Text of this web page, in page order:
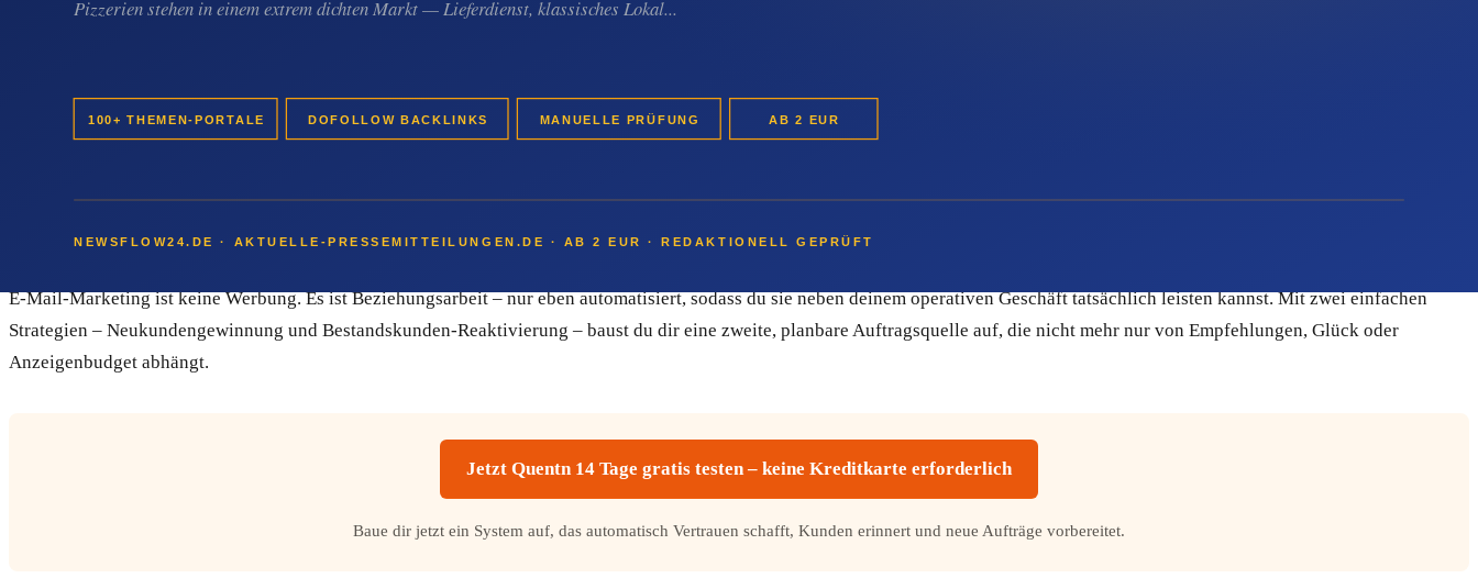
E-Mail-Marketing kehrt das um. Du bist dauerhaft im Blickfeld deiner Interessenten und Bestandskunden. Wenn der nächste Brandfall in deiner Region passiert, bist du als erster
besonders nachhaltig – weil es genau die Beziehungen pflegt, die im Schadensfall über deinen Umsatz entscheiden.
E-Mail-Marketing ist keine Werbung. Es ist Beziehungsarbeit – nur eben automatisiert, sodass du sie neben deinem operativen Geschäft tatsächlich leisten kannst. Mit zwei einfachen
Strategien – Neukundengewinnung und Bestandskunden-Reaktivierung – baust du dir eine zweite, planbare Auftragsquelle auf, die nicht mehr nur von Empfehlungen, Glück oder
Anzeigenbudget abhängt.
Jetzt Quentn 14 Tage gratis testen – keine Kreditkarte erforderlich
Baue dir jetzt ein System auf, das automatisch Vertrauen schafft, Kunden erinnert und neue Aufträge vorbereitet.